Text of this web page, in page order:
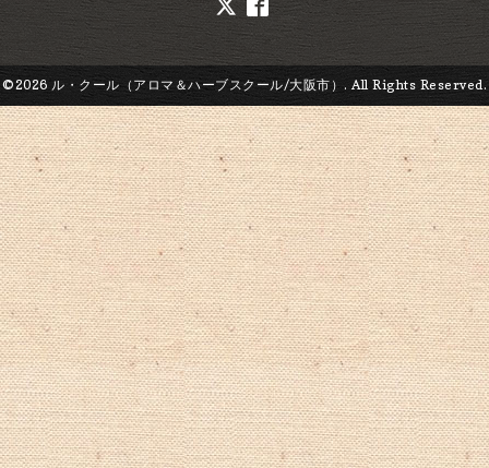
©2026 ル・クール（アロマ＆ハーブスクール/大阪市） . All Rights Reserved.